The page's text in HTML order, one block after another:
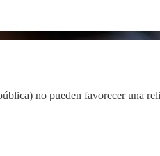
no pueden favorecer una